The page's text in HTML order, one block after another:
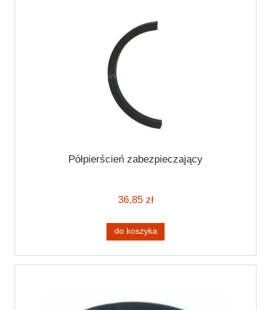
Półpierścień zabezpieczający
36,85 zł
do koszyka